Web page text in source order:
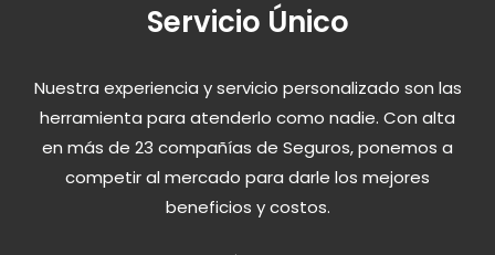
Servicio Único
Nuestra experiencia y servicio personalizado son las
herramienta para atenderlo como nadie. Con alta
en más de 23 compañías de Seguros, ponemos a
competir al mercado para darle los mejores
beneficios y costos.